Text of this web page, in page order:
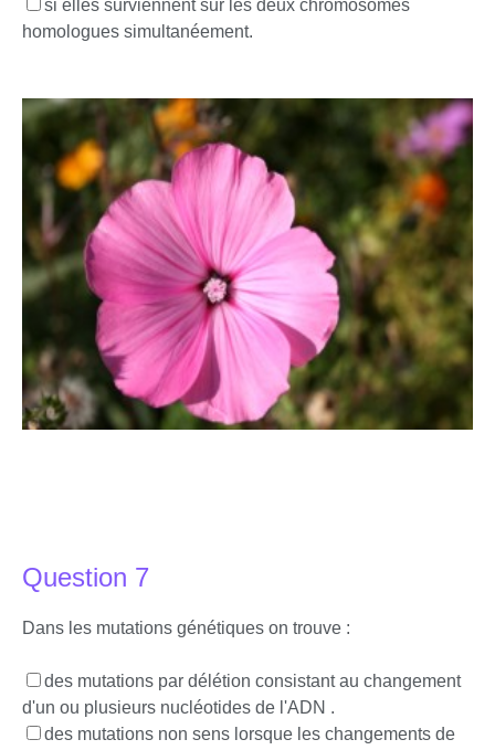
si elles surviennent sur les deux chromosomes
homologues simultanéement.
Question 7
Dans les mutations génétiques on trouve :
des mutations par délétion consistant au changement
d'un ou plusieurs nucléotides de l'ADN .
des mutations non sens lorsque les changements de